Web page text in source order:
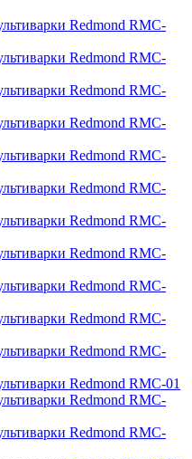
Redmond RMC-
Redmond RMC-
Redmond RMC-
Redmond RMC-
Redmond RMC-
Redmond RMC-
Redmond RMC-
Redmond RMC-
Redmond RMC-
Redmond RMC-
Redmond RMC-
Redmond RMC-01
Redmond RMC-
Redmond RMC-